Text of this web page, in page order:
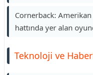
Cornerback:
hattında yer alan
Teknoloji ve